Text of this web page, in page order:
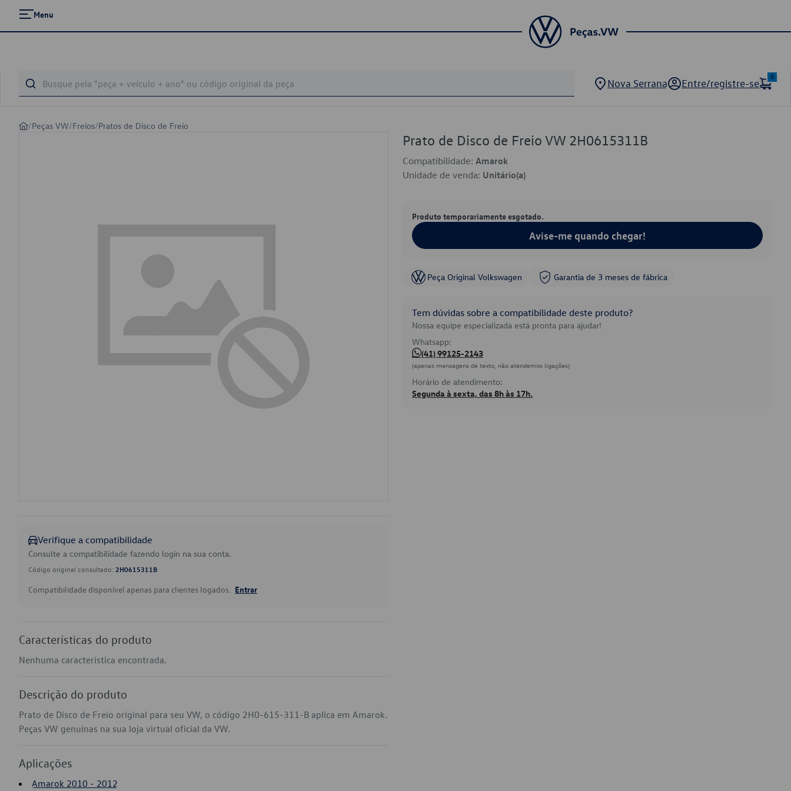
Menu
Nova Serrana Entre/registre-se
0
/Peças VW/Freios/Pratos de Disco de Freio
Verifique a compatibilidade
Consulte a compatibilidade fazendo login na sua conta.
Código original consultado: 2H0615311B
Compatibilidade disponível apenas para clientes logados. Entrar
Características do produto
Nenhuma característica encontrada.
Descrição do produto
Prato de Disco de Freio original para seu VW, o código 2H0-615-311-B aplica em Amarok.
Peças VW genuínas na sua loja virtual oficial da VW.
Aplicações
Amarok 2010 - 2012
Prato de Disco de Freio VW 2H0615311B
Compatibilidade: Amarok
Unidade de venda: Unitário(a)
Produto temporariamente esgotado.
Avise-me quando chegar!
Peça Original Volkswagen Garantia de 3 meses de fábrica
Tem dúvidas sobre a compatibilidade deste produto?
Nossa equipe especializada está pronta para ajudar!
Whatsapp:
(41) 99125-2143
(apenas mensagens de texto, não atendemos ligações)
Horário de atendimento:
Segunda à sexta, das 8h às 17h.